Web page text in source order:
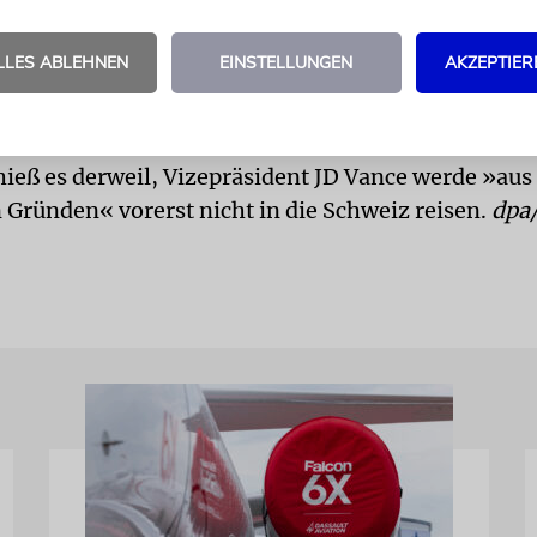
US-Seeblockade vor. Eine endgültige
soll dem Rahmenabkommen
es derweil, Vizepräsident JD Vance werde »aus
vorerst nicht in die Schweiz reisen.
ABLEHNEN EINSTELLUNGEN